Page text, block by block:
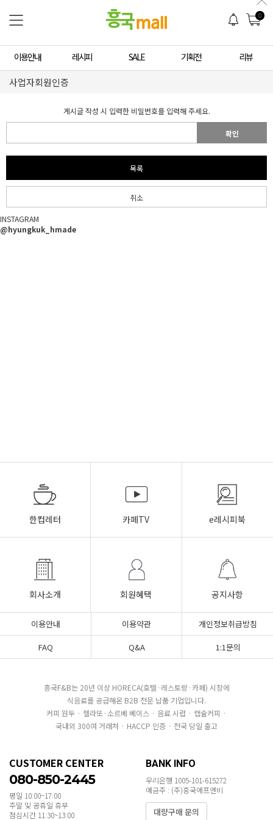
0
이용안내 레시피 SALE 기획전 리뷰
사업자회원인증
게시글 작성 시 입력한 비밀번호를 입력해 주세요.
확인
목록
취소
INSTAGRAM
@hyungkuk_hmade
한컵레터 카페TV e레시피북
회사소개 회원혜택 공지사항
이용안내 이용약관
개인정보취급방침
FAQ
Q&A 1:1문의
흥국F&B는 20년 이상 HORECA(호텔·레스토랑·카페) 시장에
식음료를 공급해온 B2B 전문 납품 기업입니다.
커피 원두 · 젤라또·소르베 베이스 · 음료 시럽 · 캡슐커피 ·
국내외 300여 거래처 · HACCP 인증 · 전국 당일 출고
CUSTOMER CENTER
080-850-2445
평일 10:00~17:00
주말 및 공휴일 휴무
점심시간 11:30~13:00
BANK INFO
우리은행 1005-101-615272
예금주 : (주)흥국에프엔비
대량구매 문의